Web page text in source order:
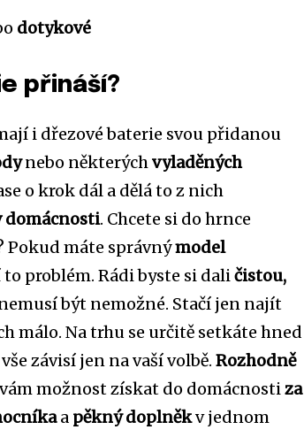
dotykové
přináší?
i dřezové baterie svou přidanou
nebo některýchvyladěných
o krok dál a dělá to z nich
. Chcete si do hrnce
Pokud máte správnýmodel
to problém. Rádi byste si daličistou,
být nemožné. Stačí jen najít
málo. Na trhu se určitě setkáte hned
závisí jen na vaší volbě.Rozhodně
vám možnost získat do domácnostiza
a pěkný doplněkv jednom